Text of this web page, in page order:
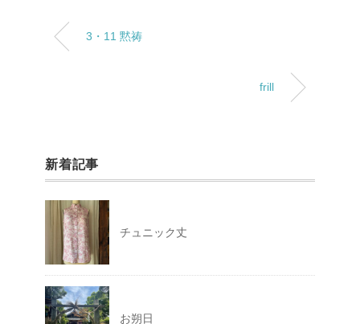
3・11 黙祷
frill
新着記事
チュニック丈
お朔日